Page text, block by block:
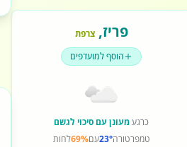
פריז,צרפת
הוסף למועדפים
כרגעמעונן עם סיכוי לגשם
טמפרטורה23°עם69%לחות